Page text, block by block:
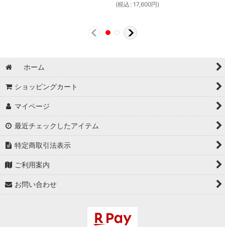
(税込 : 17,600円)
ホーム
ショッピングカート
マイページ
最近チェックしたアイテム
特定商取引法表示
ご利用案内
お問い合わせ